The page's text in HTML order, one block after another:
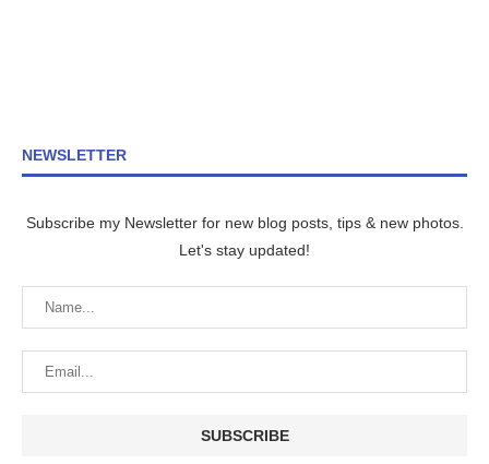
NEWSLETTER
Subscribe my Newsletter for new blog posts, tips & new photos.
Let's stay updated!